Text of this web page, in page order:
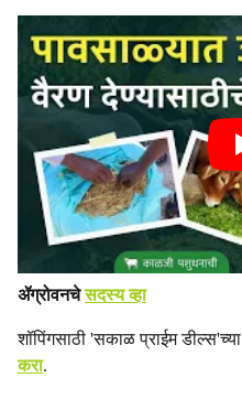
ॲग्रोवनचेसदस्य व्हा
शॉपिंगसाठी 'सकाळ प्राईम
करा.